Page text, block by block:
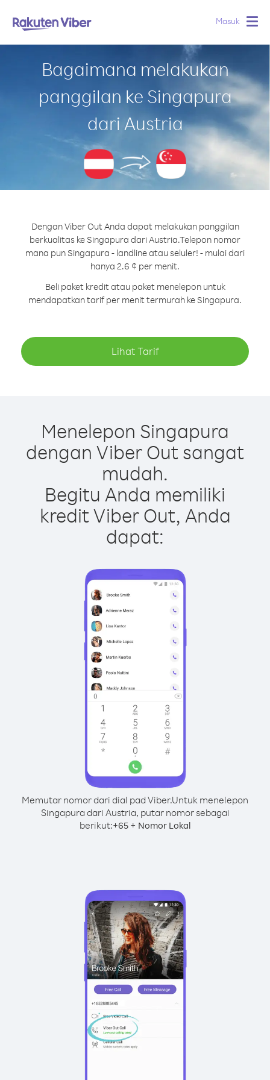
Masuk
Bagaimana melakukan
panggilan ke Singapura
dari Austria
Dengan Viber Out Anda dapat melakukan panggilan
berkualitas ke Singapura dari Austria.Telepon nomor
mana pun Singapura - landline atau seluler! - mulai dari
hanya 2.6 ¢ per menit.
Beli paket kredit atau paket menelepon untuk
mendapatkan tarif per menit termurah ke Singapura.
Lihat Tarif
Menelepon Singapura
dengan Viber Out sangat
mudah.
Begitu Anda memiliki
kredit Viber Out, Anda
dapat:
Memutar nomor dari dial pad Viber.Untuk menelepon
Singapura dari Austria, putar nomor sebagai
berikut:+65+ Nomor Lokal